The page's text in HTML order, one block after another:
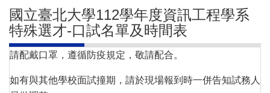
國立臺北大學112學年度資訊工程學系
特殊選才-口試名單及時間表
請配戴口罩，遵循防疫規定，敬請配合。
如有與其他學校面試撞期，請於現場報到時一併告知試務人